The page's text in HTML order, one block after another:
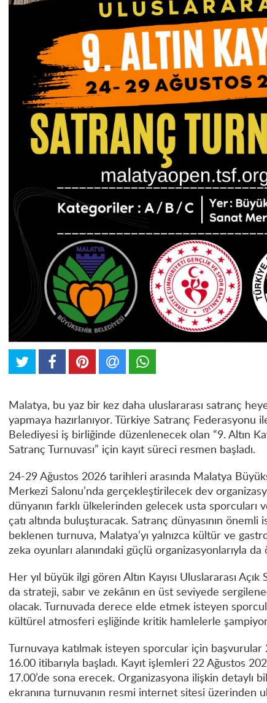
Malatya, bu yaz bir kez daha uluslararası satranç
yapmaya hazırlanıyor. Türkiye Satranç Federasyonu
Belediyesi iş birliğinde düzenlenecek olan “9. Altın
Satranç Turnuvası” için kayıt süreci resmen başladı.
24-29 Ağustos 2026 tarihleri arasında Malatya
Merkezi Salonu’nda gerçekleştirilecek dev
dünyanın farklı ülkelerinden gelecek usta sporcuları
çatı altında buluşturacak. Satranç dünyasının önemli
beklenen turnuva, Malatya’yı yalnızca kültür ve
zeka oyunları alanındaki güçlü organizasyonlarıyla da
Her yıl büyük ilgi gören Altın Kayısı Uluslararası Açık
da strateji, sabır ve zekânın en üst seviyede
olacak. Turnuvada derece elde etmek isteyen
kültürel atmosferi eşliğinde kritik hamlelerle
Turnuvaya katılmak isteyen sporcular için
16.00 itibarıyla başladı. Kayıt işlemleri 22 Ağustos
17.00’de sona erecek. Organizasyona ilişkin detaylı
ekranına turnuvanın resmi internet sitesi üzerinden